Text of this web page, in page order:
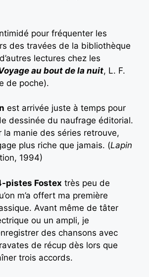
pour fréquenter les
des travées de la bibliothèque
lectures chez les
au bout de la nuit, L. F.
de poche).
est arrivée juste à temps pour
dessinée du naufrage éditorial.
la manie des séries retrouve,
plus riche que jamais. (Lapin
1994)
pistes Fostex très peu de
m’a offert ma première
Avant même de tâter
ou un ampli, je
des chansons avec
de récup dès lors que
trois accords.